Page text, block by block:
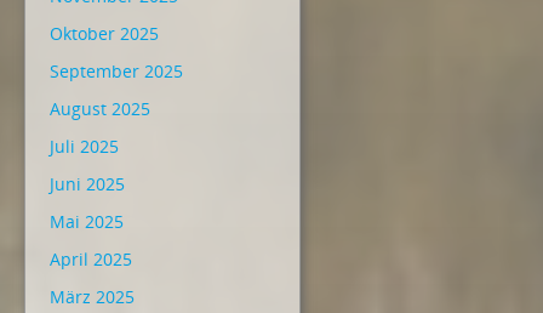
Oktober 2025
September 2025
August 2025
Juli 2025
Juni 2025
Mai 2025
April 2025
März 2025